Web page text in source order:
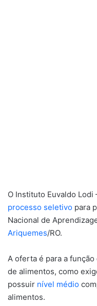
O Instituto Euvaldo Lodi
processo seletivo para
Nacional de
Ariquemes/RO.
A oferta é para a
de alimentos, como
possuir nível médio
alimentos.